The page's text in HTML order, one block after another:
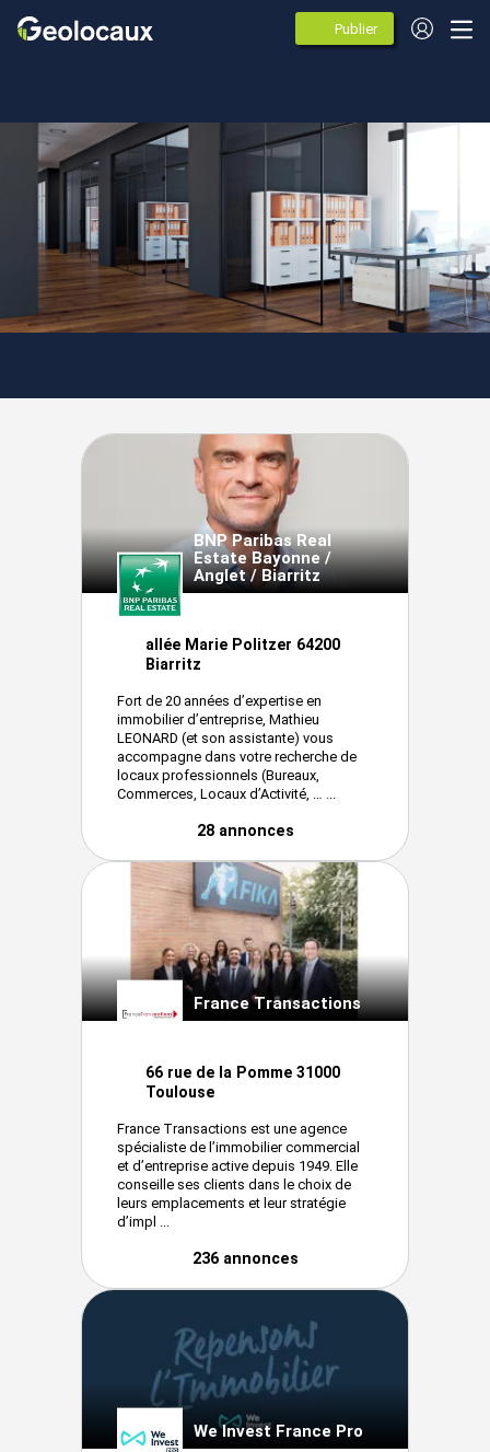
Publier
des
annonces
Nouvelle-Aquitaine Pyrénées-Atlantiques
Agences spécialistes de
l'immobilier d'entreprise à Pau
(64000)
6 agences immobileres
BNP Paribas Real
Estate Bayonne /
Anglet / Biarritz
allée Marie Politzer 64200
Biarritz
Fort de 20 années d’expertise en
immobilier d’entreprise, Mathieu
LEONARD (et son assistante) vous
accompagne dans votre recherche de
locaux professionnels (Bureaux,
Commerces, Locaux d’Activité, … ...
28 annonces
France Transactions
66 rue de la Pomme 31000
Toulouse
France Transactions est une agence
spécialiste de l’immobilier commercial
et d’entreprise active depuis 1949. Elle
conseille ses clients dans le choix de
leurs emplacements et leur stratégie
d’impl ...
236 annonces
We Invest France Pro